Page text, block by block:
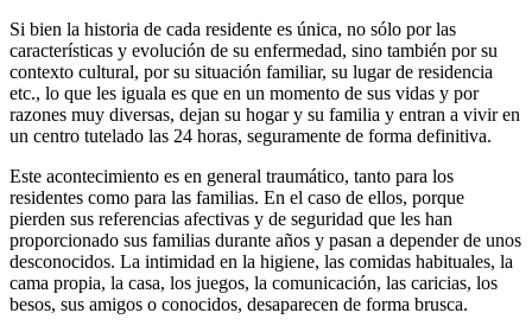
Si bien la historia de cada residente es única, no sólo por las
características y evolución de su enfermedad, sino también por su
contexto cultural, por su situación familiar, su lugar de residencia
etc., lo que les iguala es que en un momento de sus vidas y por
razones muy diversas, dejan su hogar y su familia y entran a vivir en
un centro tutelado las 24 horas, seguramente de forma definitiva.
Este acontecimiento es en general traumático, tanto para los
residentes como para las familias. En el caso de ellos, porque
pierden sus referencias afectivas y de seguridad que les han
proporcionado sus familias durante años y pasan a depender de unos
desconocidos. La intimidad en la higiene, las comidas habituales, la
cama propia, la casa, los juegos, la comunicación, las caricias, los
besos, sus amigos o conocidos, desaparecen de forma brusca.